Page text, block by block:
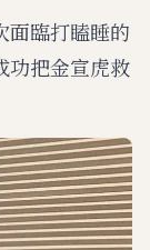
面臨打瞌睡的
功把金宣虎救